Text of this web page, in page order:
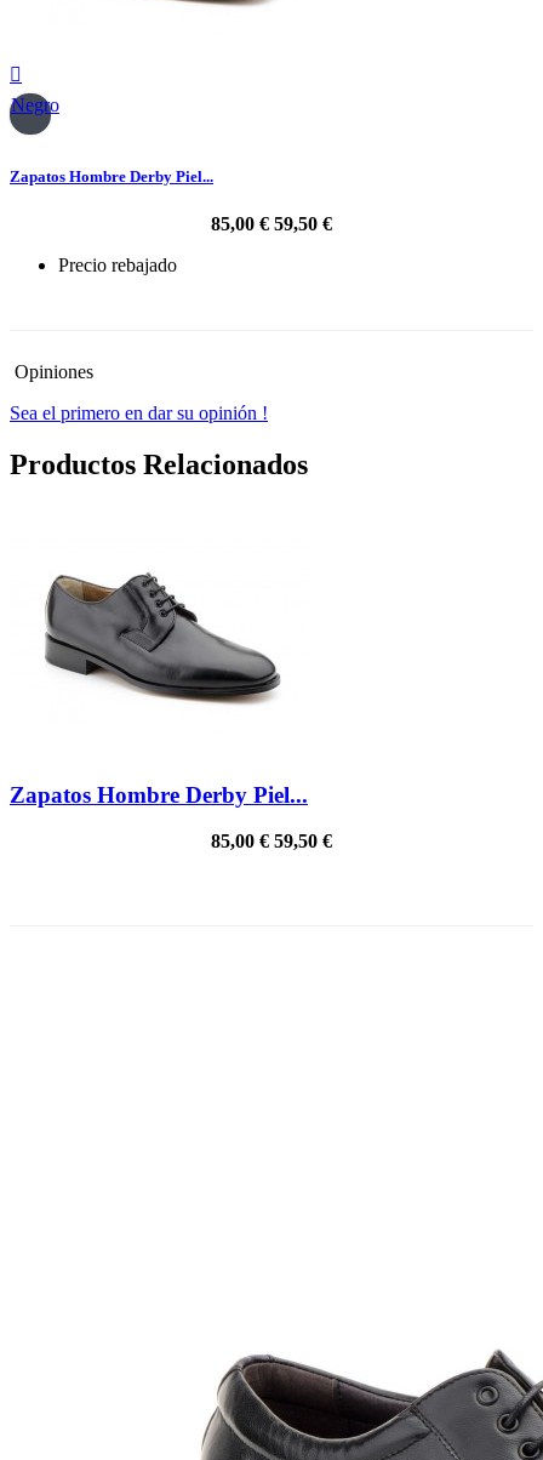

Negro
Zapatos Hombre Derby Piel...
85,00 € 59,50 €
Precio rebajado
Opiniones
Sea el primero en dar su opinión !
Productos Relacionados
Zapatos Hombre Derby Piel...
85,00 € 59,50 €